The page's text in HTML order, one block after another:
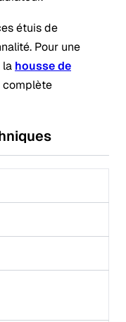
étuis de
Pour une
la housse de
complète